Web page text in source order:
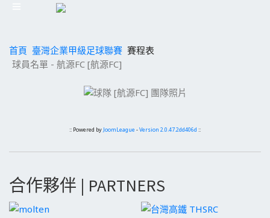
首頁 臺灣企業甲級足球聯賽 賽程表
球員名單 - 航源FC [航源FC]
:: Powered by JoomLeague -Version 2.0.47.2dd406d ::
合作夥伴 | PARTNERS